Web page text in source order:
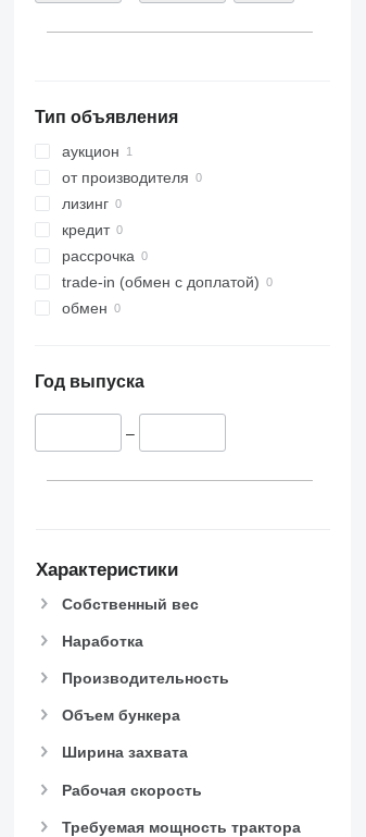
Тип объявления
аукцион
от производителя
лизинг
кредит
рассрочка
trade-in (обмен с доплатой)
обмен
Год выпуска
–
Характеристики
Собственный вес
Наработка
Производительность
Объем бункера
Ширина захвата
Рабочая скорость
Требуемая мощность трактора